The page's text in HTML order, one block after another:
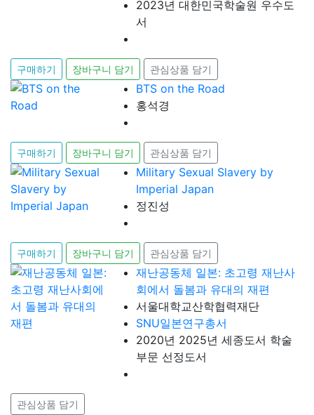
2023년 대한민국학술원 우수도
서
구매하기 장바구니 담기 관심상품 담기
BTS on the Road
홍석경
구매하기 장바구니 담기 관심상품 담기
Military Sexual Slavery by
Imperial Japan
정진성
구매하기 장바구니 담기 관심상품 담기
재난공동체 일본: 초고령 재난사
회에서 돌봄과 유대의 재편
서울대학교산학협력재단
SNU일본연구총서
2020년 2025년 세종도서 학술
부문 선정도서
관심상품 담기